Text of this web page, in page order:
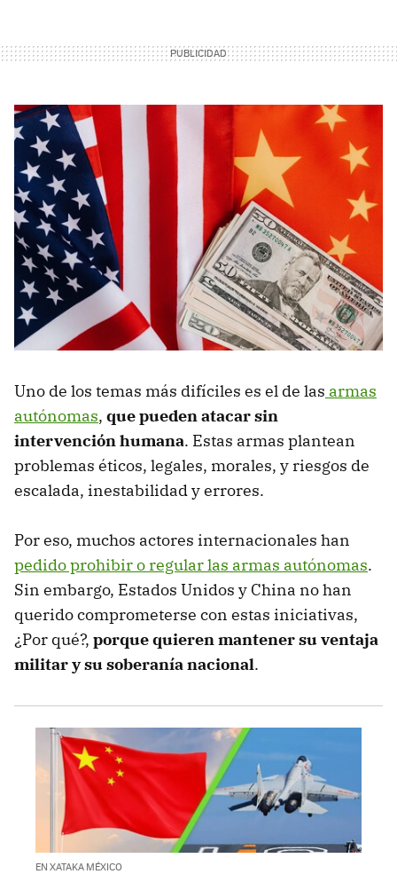
Uno de los temas más difíciles es el de las armas
autónomas, que pueden atacar sin
intervención humana. Estas armas plantean
problemas éticos, legales, morales, y riesgos de
escalada, inestabilidad y errores.
Por eso, muchos actores internacionales han
pedido prohibir o regular las armas autónomas.
Sin embargo, Estados Unidos y China no han
querido comprometerse con estas iniciativas,
¿Por qué?, porque quieren mantener su ventaja
militar y su soberanía nacional.
EN XATAKA MÉXICO